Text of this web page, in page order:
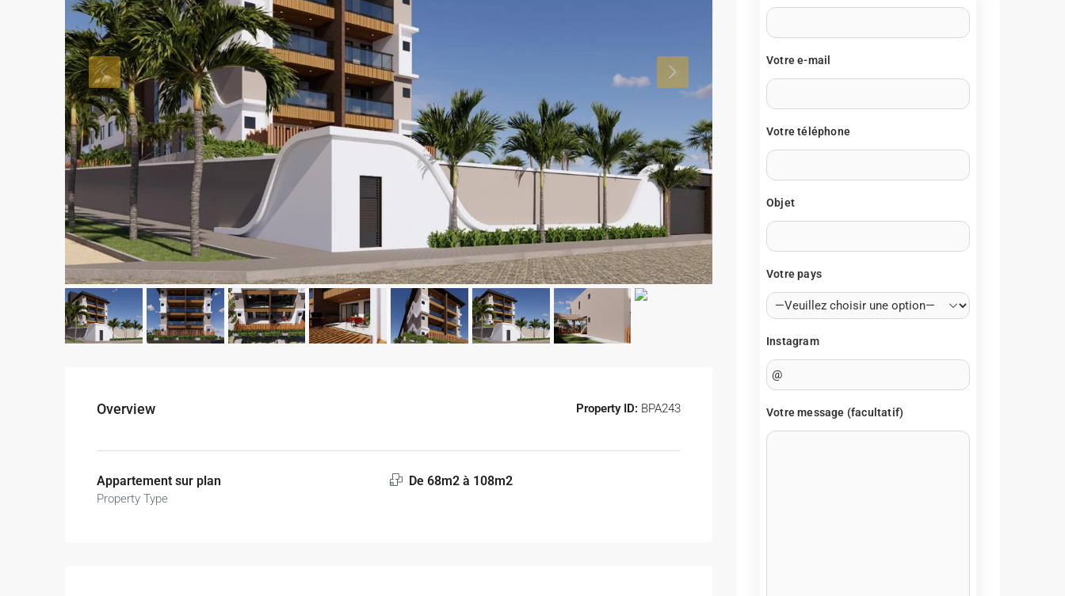
Overview Property ID: BPA243
Appartement sur plan
Property Type
De 68m2 à 108m2
Votre e-mail
Votre téléphone
Objet
Votre pays
Instagram
Votre message (facultatif)